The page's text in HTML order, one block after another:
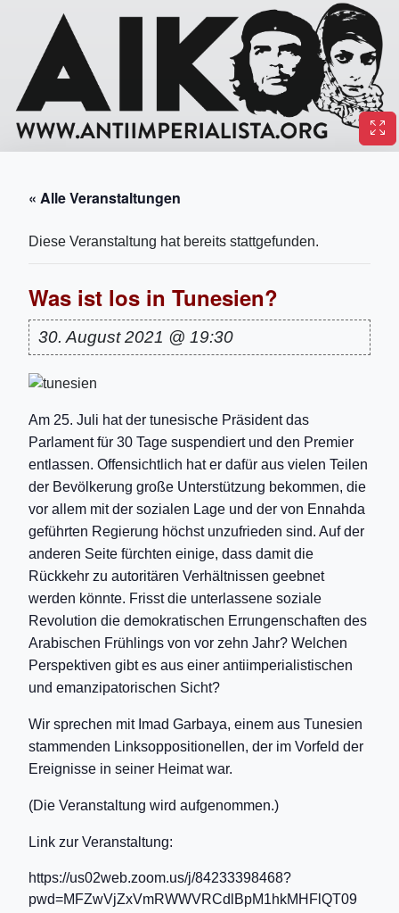
« Alle Veranstaltungen
Diese Veranstaltung hat bereits stattgefunden.
Was ist los in Tunesien?
30. August 2021 @ 19:30
Am 25. Juli hat der tunesische Präsident das
Parlament für 30 Tage suspendiert und den Premier
entlassen. Offensichtlich hat er dafür aus vielen Teilen
der Bevölkerung große Unterstützung bekommen, die
vor allem mit der sozialen Lage und der von Ennahda
geführten Regierung höchst unzufrieden sind. Auf der
anderen Seite fürchten einige, dass damit die
Rückkehr zu autoritären Verhältnissen geebnet
werden könnte. Frisst die unterlassene soziale
Revolution die demokratischen Errungenschaften des
Arabischen Frühlings von vor zehn Jahr? Welchen
Perspektiven gibt es aus einer antiimperialistischen
und emanzipatorischen Sicht?
Wir sprechen mit Imad Garbaya, einem aus Tunesien
stammenden Linksoppositionellen, der im Vorfeld der
Ereignisse in seiner Heimat war.
(Die Veranstaltung wird aufgenommen.)
Link zur Veranstaltung:
https://us02web.zoom.us/j/84233398468?
pwd=MFZwVjZxVmRWWVRCdlBpM1hkMHFlQT09